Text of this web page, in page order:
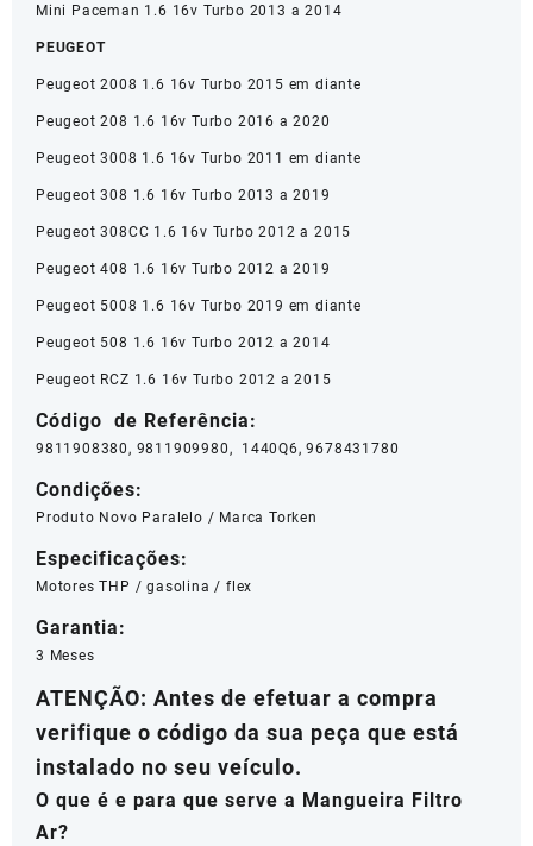
Mini Paceman 1.6 16v Turbo 2013 a 2014
PEUGEOT
Peugeot 2008 1.6 16v Turbo 2015 em diante
Peugeot 208 1.6 16v Turbo 2016 a 2020
Peugeot 3008 1.6 16v Turbo 2011 em diante
Peugeot 308 1.6 16v Turbo 2013 a 2019
Peugeot 308CC 1.6 16v Turbo 2012 a 2015
Peugeot 408 1.6 16v Turbo 2012 a 2019
Peugeot 5008 1.6 16v Turbo 2019 em diante
Peugeot 508 1.6 16v Turbo 2012 a 2014
Peugeot RCZ 1.6 16v Turbo 2012 a 2015
Código de Referência:
9811908380, 9811909980, 1440Q6, 9678431780
Condições:
Produto Novo Paralelo / Marca Torken
Especificações:
Motores THP / gasolina / flex
Garantia:
3 Meses
ATENÇÃO: Antes de efetuar a compra
verifique o código da sua peça que está
instalado no seu veículo.
O que é e para que serve a Mangueira Filtro
Ar?